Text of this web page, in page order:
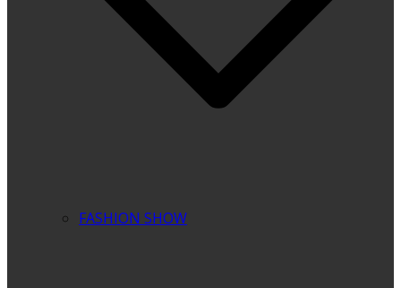
FASHION SHOW